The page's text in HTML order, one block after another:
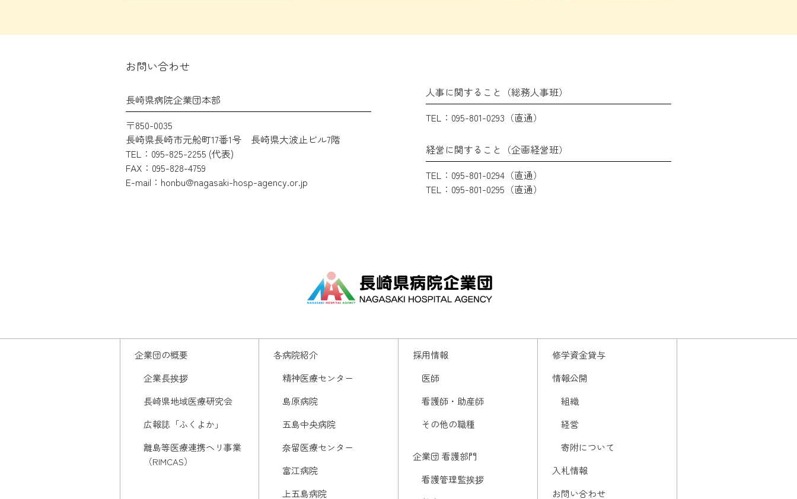
お問い合わせ
長崎県病院企業団本部
〒850-0035
長崎県長崎市元船町17番1号 長崎県大波止ビル7階
TEL：095-825-2255 (代表)
FAX：095-828-4759
E-mail：honbu@nagasaki-hosp-agency.or.jp
人事に関すること（総務人事班）
TEL：095-801-0293（直通）
経営に関すること（企画経営班）
TEL：095-801-0294（直通）
TEL：095-801-0295（直通）
企業団の概要
企業長挨拶
長崎県地域医療研究会
広報誌「ふくよか」
離島等医療連携ヘリ事業
（RIMCAS）
各病院紹介
精神医療センター
島原病院
五島中央病院
奈留医療センター
富江病院
上五島病院
採用情報
医師
看護師・助産師
その他の職種
企業団 看護部門
看護管理監挨拶
修学資金貸与
情報公開
組織
経営
寄附について
入札情報
お問い合わせ